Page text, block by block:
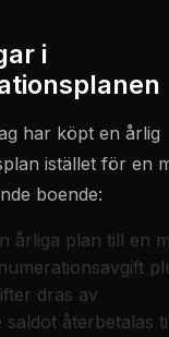
i
har köpt en årlig
istället för en
boende:
årliga plan till en
dras av
saldot återbetalas